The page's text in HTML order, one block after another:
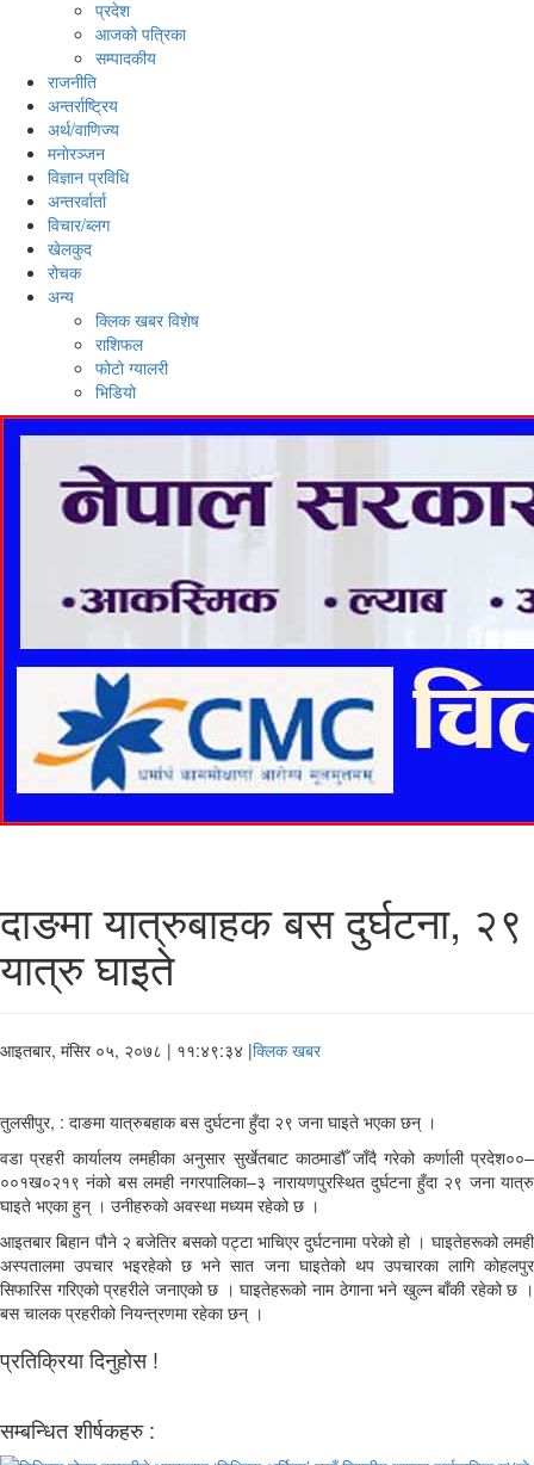
प्रदेश
आजको पत्रिका
सम्पादकीय
राजनीति
अन्तर्राष्ट्रिय
अर्थ/वाणिज्य
मनाेरञ्जन
विज्ञान प्रविधि
अन्तरर्वार्ता
विचार/ब्लग
खेलकुद
रोचक
अन्य
क्लिक खबर विशेष
राशिफल
फोटो ग्यालरी
भिडियो
दाङमा यात्रुबाहक बस दुर्घटना, २९
यात्रु घाइते
आइतबार, मंसिर ०५, २०७८ | ११:४९:३४ |क्लिक खबर
तुलसीपुर, : दाङमा यात्रुबहाक बस दुर्घटना हुँदा २९ जना घाइते भएका छन् ।
वडा प्रहरी कार्यालय लमहीका अनुसार सुर्खेतबाट काठमाडौँ जाँदै गरेको कर्णाली प्रदेश००–
००१ख०२१९ नंको बस लमही नगरपालिका–३ नारायणपुरस्थित दुर्घटना हुँदा २९ जना यात्रु
घाइते भएका हुन् । उनीहरुको अवस्था मध्यम रहेको छ ।
आइतबार बिहान पौने २ बजेतिर बसको पट्टा भाचिएर दुर्घटनामा परेको हो । घाइतेहरूको लमही
अस्पतालमा उपचार भइरहेको छ भने सात जना घाइतेको थप उपचारका लागि कोहलपुर
सिफारिस गरिएको प्रहरीले जनाएको छ । घाइतेहरूको नाम ठेगाना भने खुल्न बाँकी रहेको छ ।
बस चालक प्रहरीको नियन्त्रणमा रहेका छन् ।
प्रतिक्रिया दिनुहोस !
सम्बन्धित शीर्षकहरु :